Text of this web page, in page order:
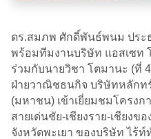
ดร.สมภพ ศักดิ์พันธ์พนม ประ
พร้อมทีมงานบริษัท แอสเซท
ร่วมกับนายวิชา โตมานะ (ที่
ฝ่ายวาณิชธนกิจ บริษัทหลักท
(มหาชน) เข้าเยี่ยมชมโครง
สายเด่นชัย-เชียงราย-เชียง
จังหวัดพะเยา ของบริษัท ไร้